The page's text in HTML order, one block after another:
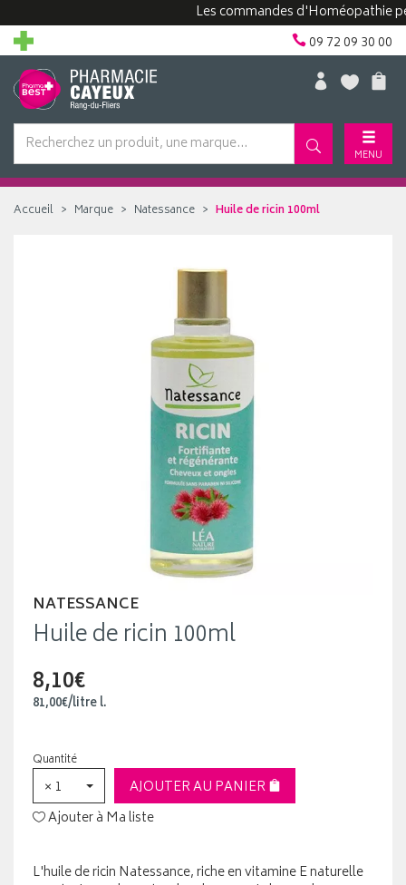
Les commandes d'Homéopathie
09 72 09 30 00
MENU
Accueil Marque Natessance Huile de ricin 100ml
NATESSANCE
Huile de ricin 100ml
8,10€
81,00€/litrel.
Quantité
× 1
AJOUTER AU PANIER
Ajouter à Ma liste
L'huile de ricin Natessance, riche en vitamine E naturelle